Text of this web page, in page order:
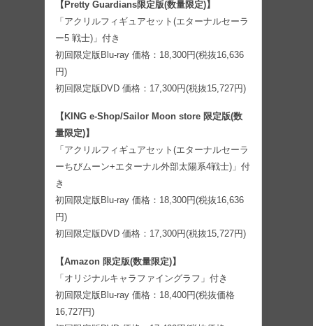
【Pretty Guardians限定版(数量限定)】
「アクリルフィギュアセット(エターナルセーラ
ー5 戦士)」付き
初回限定版Blu-ray 価格：18,300円(税抜16,636
円)
初回限定版DVD 価格：17,300円(税抜15,727円)
【KING e-Shop/Sailor Moon store 限定版(数
量限定)】
「アクリルフィギュアセット(エターナルセーラ
ーちびムーン+エターナル外部太陽系4戦士)」付
き
初回限定版Blu-ray 価格：18,300円(税抜16,636
円)
初回限定版DVD 価格：17,300円(税抜15,727円)
【Amazon 限定版(数量限定)】
「オリジナルキャラファイングラフ」付き
初回限定版Blu-ray 価格：18,400円(税抜価格
16,727円)